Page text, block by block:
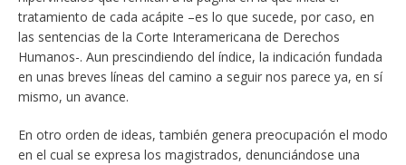
tratamiento de cada acápite –es lo que sucede, por caso, en
las sentencias de la Corte Interamericana de Derechos
Humanos-. Aun prescindiendo del índice, la indicación fundada
en unas breves líneas del camino a seguir nos parece ya, en sí
mismo, un avance.
En otro orden de ideas, también genera preocupación el modo
en el cual se expresa los magistrados, denunciándose una